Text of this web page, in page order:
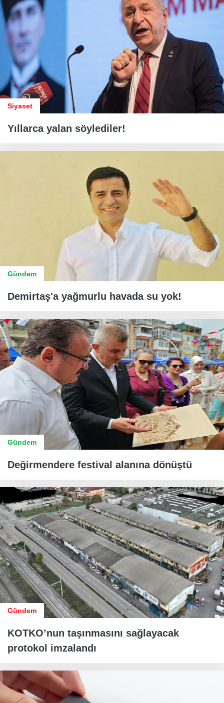
Siyaset
Yıllarca yalan söylediler!
Gündem
Demirtaş'a yağmurlu havada su yok!
Gündem
Değirmendere festival alanına dönüştü
Gündem
KOTKO’nun taşınmasını sağlayacak
protokol imzalandı